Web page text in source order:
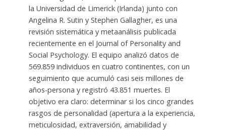
la Universidad de Limerick (Irlanda) junto con
Angelina R. Sutin y Stephen Gallagher, es una
revisión sistemática y metaanálisis publicada
recientemente en el Journal of Personality and
Social Psychology. El equipo analizó datos de
569.859 individuos en cuatro continentes, con un
seguimiento que acumuló casi seis millones de
años-persona y registró 43.851 muertes. El
objetivo era claro: determinar si los cinco grandes
rasgos de personalidad (apertura a la experiencia,
meticulosidad, extraversión, amabilidad y